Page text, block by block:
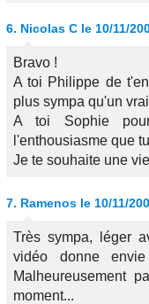
6. Nicolas C le 10/11/
Bravo !
A toi Philippe de
plus sympa qu'un
A toi Sophie
l'enthousiasme que
Je te souhaite une
7. Ramenos le 10/11/
Très sympa, léger
vidéo donne
Malheureusement
moment...